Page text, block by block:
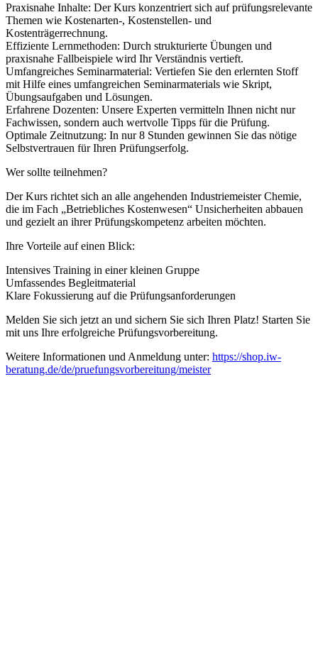
Praxisnahe Inhalte: Der Kurs konzentriert sich auf prüfungsrelevante
Themen wie Kostenarten-, Kostenstellen- und
Kostenträgerrechnung.
Effiziente Lernmethoden: Durch strukturierte Übungen und
praxisnahe Fallbeispiele wird Ihr Verständnis vertieft.
Umfangreiches Seminarmaterial: Vertiefen Sie den erlernten Stoff
mit Hilfe eines umfangreichen Seminarmaterials wie Skript,
Übungsaufgaben und Lösungen.
Erfahrene Dozenten: Unsere Experten vermitteln Ihnen nicht nur
Fachwissen, sondern auch wertvolle Tipps für die Prüfung.
Optimale Zeitnutzung: In nur 8 Stunden gewinnen Sie das nötige
Selbstvertrauen für Ihren Prüfungserfolg.
Wer sollte teilnehmen?
Der Kurs richtet sich an alle angehenden Industriemeister Chemie,
die im Fach „Betriebliches Kostenwesen“ Unsicherheiten abbauen
und gezielt an ihrer Prüfungskompetenz arbeiten möchten.
Ihre Vorteile auf einen Blick:
Intensives Training in einer kleinen Gruppe
Umfassendes Begleitmaterial
Klare Fokussierung auf die Prüfungsanforderungen
Melden Sie sich jetzt an und sichern Sie sich Ihren Platz! Starten Sie
mit uns Ihre erfolgreiche Prüfungsvorbereitung.
Weitere Informationen und Anmeldung unter: https://shop.iw-
beratung.de/de/pruefungsvorbereitung/meister